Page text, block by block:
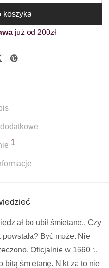
koszyka
już od 200zł
1
bo ubił śmietane.. Czy
powstała? Być może. Nie
Oficjalnie w 1660 r.,
bitą śmietanę. Nikt za to nie